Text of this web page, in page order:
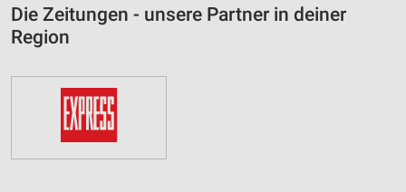
Die Zeitungen - unsere Partner in deiner
Region